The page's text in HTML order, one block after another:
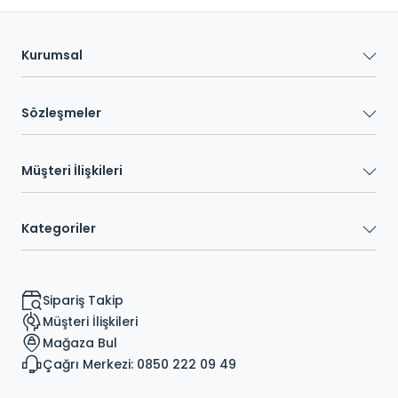
Kurumsal
Sözleşmeler
Müşteri İlişkileri
Kategoriler
Sipariş Takip
Müşteri İlişkileri
Mağaza Bul
Çağrı Merkezi: 0850 222 09 49